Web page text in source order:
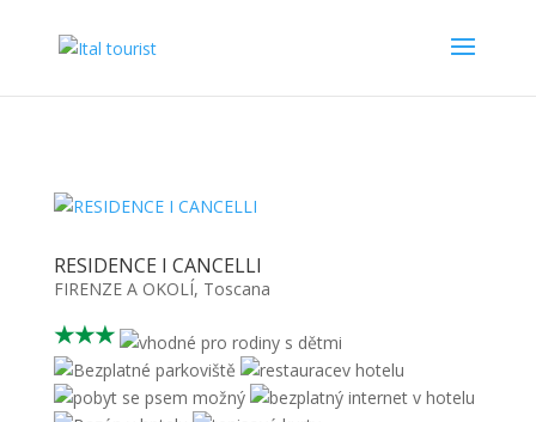
RESIDENCE I CANCELLI
FIRENZE A OKOLÍ, Toscana
★★★